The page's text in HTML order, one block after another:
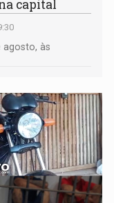
capital
agosto, às